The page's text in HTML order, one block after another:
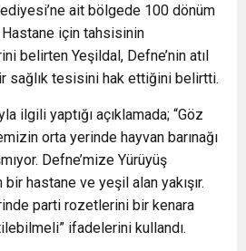
ait bölgede 100 dönüm
Hastane için tahsisinin
belirten Yeşildal, Defne’nin atıl
sağlık tesisini hak ettiğini belirtti.
ilgili yaptığı açıklamada; “Göz
orta yerinde hayvan barınağı
Defne’mize Yürüyüş
hastane ve yeşil alan yakışır.
parti rozetlerini bir kenara
ifadelerini kullandı.